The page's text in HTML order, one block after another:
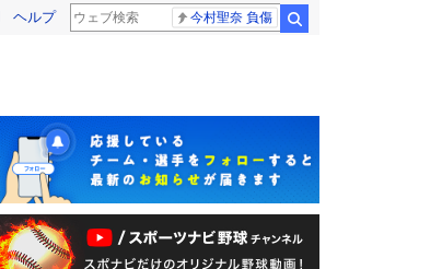
ヘルプ 今村聖奈 負傷